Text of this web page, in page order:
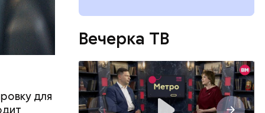
для
Вечерка ТВ